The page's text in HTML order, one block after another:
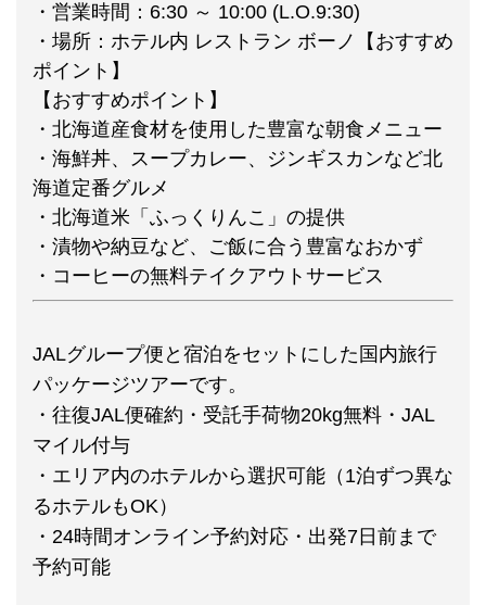
・営業時間：6:30 ～ 10:00 (L.O.9:30)
・場所：ホテル内 レストラン ボーノ【おすすめ
ポイント】
【おすすめポイント】
・北海道産食材を使用した豊富な朝食メニュー
・海鮮丼、スープカレー、ジンギスカンなど北
海道定番グルメ
・北海道米「ふっくりんこ」の提供
・漬物や納豆など、ご飯に合う豊富なおかず
・コーヒーの無料テイクアウトサービス
JALグループ便と宿泊をセットにした国内旅行
パッケージツアーです。
・往復JAL便確約・受託手荷物20kg無料・JAL
マイル付与
・エリア内のホテルから選択可能（1泊ずつ異な
るホテルもOK）
・24時間オンライン予約対応・出発7日前まで
予約可能